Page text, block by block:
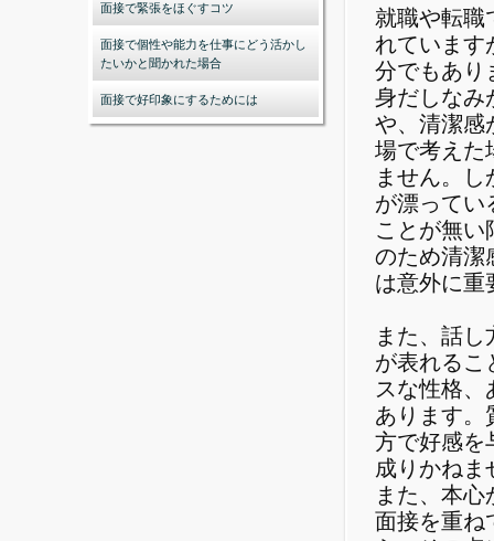
面接で緊張をほぐすコツ
面接で個性や能力を仕事にどう活かし
たいかと聞かれた場合
面接で好印象にするためには
就職や転職
れています
分でもあり
身だしなみ
や、清潔感
場で考えた
ません。
が漂ってい
ことが無い
のため清潔
は意外に重
また、話
が表れるこ
スな性格
あります。
方で好感を
成りかねま
また、本
面接を重ね